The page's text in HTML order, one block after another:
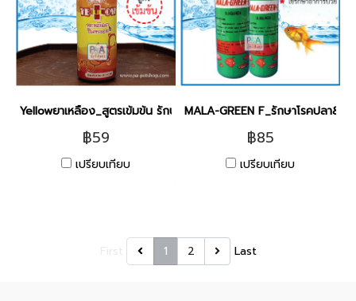
Yellowยาเหลือง_สูตรเข้มข้น รักษาปลาป่วย [120ml]
฿59
เปรียบเทียบ
MALA-GREEN F_รักษาโรคปลา&
฿85
เปรียบเทียบ
1 2 Last